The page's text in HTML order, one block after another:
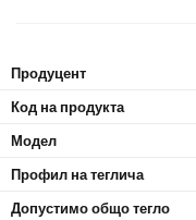
Продуцент
Код на продукта
Модел
Профил на теглича
Допустимо общо тегло